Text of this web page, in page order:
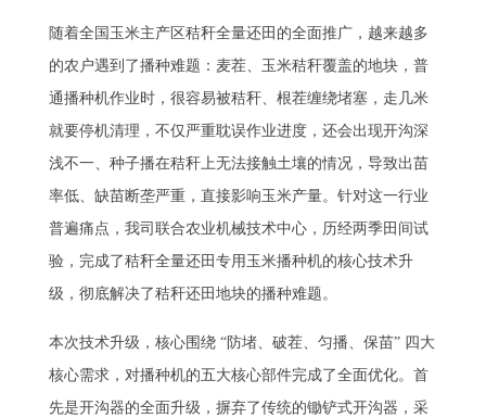
随着全国玉米主产区秸秆全量还田的全面推广，越来越多
的农户遇到了播种难题：麦茬、玉米秸秆覆盖的地块，普
通播种机作业时，很容易被秸秆、根茬缠绕堵塞，走几米
就要停机清理，不仅严重耽误作业进度，还会出现开沟深
浅不一、种子播在秸秆上无法接触土壤的情况，导致出苗
率低、缺苗断垄严重，直接影响玉米产量。针对这一行业
普遍痛点，我司联合农业机械技术中心，历经两季田间试
验，完成了秸秆全量还田专用玉米播种机的核心技术升
级，彻底解决了秸秆还田地块的播种难题。
本次技术升级，核心围绕 “防堵、破茬、匀播、保苗” 四大
核心需求，对播种机的五大核心部件完成了全面优化。首
先是开沟器的全面升级，摒弃了传统的锄铲式开沟器，采